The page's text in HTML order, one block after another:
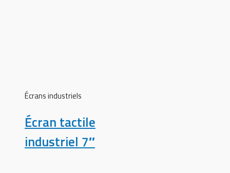
Écrans industriels
Écran tactile
industriel 7″